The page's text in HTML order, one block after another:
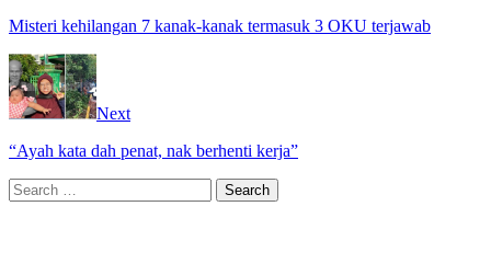
Misteri kehilangan 7 kanak-kanak termasuk 3 OKU terjawab
Next
“Ayah kata dah penat, nak berhenti kerja”
Search
for: